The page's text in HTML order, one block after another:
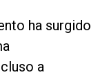
ha surgido
a